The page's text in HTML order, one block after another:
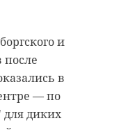
и
после
в
— по
для диких